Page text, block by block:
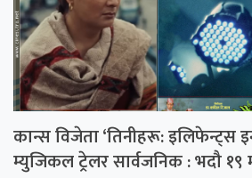
कान्स विजेता ‘तिनीहरू: इलिफेन्ट्स
म्युजिकल ट्रेलर सार्वजनिक : भदौ